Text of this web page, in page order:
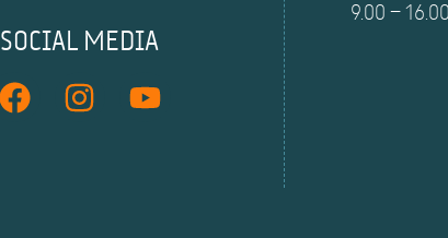
SOCIAL MEDIA
9.00 –